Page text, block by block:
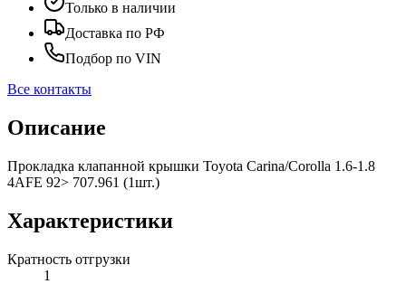
Только в наличии
Доставка по РФ
Подбор по VIN
Все контакты
Описание
Прокладка клапанной крышки Toyota Carina/Corolla 1.6-1.8
4AFE 92> 707.961 (1шт.)
Характеристики
Кратность отгрузки
1